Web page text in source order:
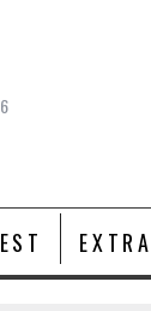
EXTRA